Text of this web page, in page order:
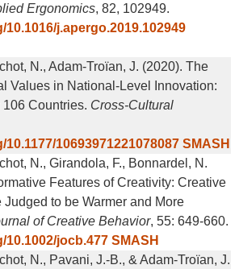
Ergonomics, 82, 102949.
10.1016/j.apergo.2019.102949
N., Adam-Troïan, J. (2020). The
Values in National-Level Innovation:
Countries. Cross-Cultural
10693971221078087 SMASH
N., Girandola, F., Bonnardel, N.
Features of Creativity: Creative
Judged to be Warmer and More
of Creative Behavior, 55: 649-660.
10.1002/jocb.477 SMASH
N., Pavani, J.-B., & Adam-Troïan, J.